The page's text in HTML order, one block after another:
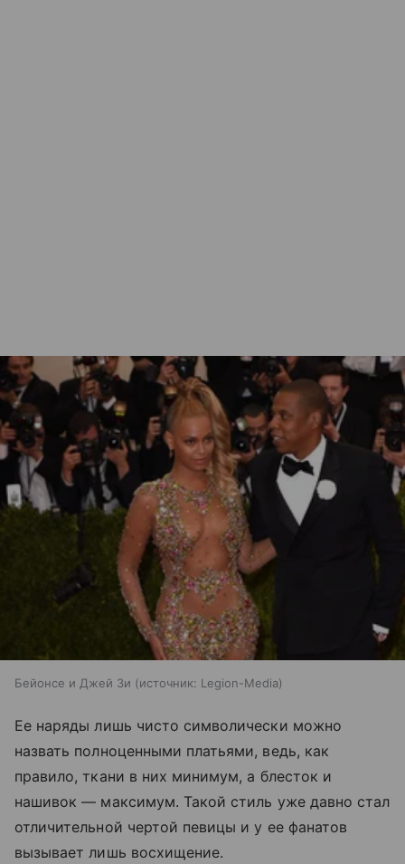
Бейонсе и Джей Зи источник: Legion-Media
Ее наряды лишь чисто символически можно
назвать полноценными платьями, ведь, как
правило, ткани в них минимум, а блесток и
нашивок — максимум. Такой стиль уже давно стал
отличительной чертой певицы и у ее фанатов
вызывает лишь восхищение.